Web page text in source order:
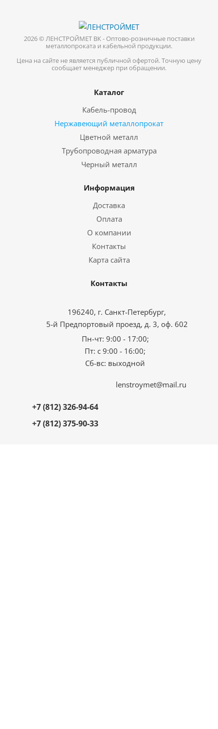
2026 © ЛЕНСТРОЙМЕТ ВК - Оптово-розничные поставки
металлопроката и кабельной продукции.
Цена на сайте не является публичной офертой. Точную цену
сообщает менеджер при обращении.
Каталог
Кабель-провод
Нержавеющий металлопрокат
Цветной металл
Трубопроводная арматура
Черный металл
Информация
Доставка
Оплата
О компании
Контакты
Карта сайта
Контакты
196240, г. Санкт-Петербург,
5-й Предпортовый проезд, д. 3, оф. 602
Пн-чт: 9:00 - 17:00;
Пт: с 9:00 - 16:00;
Сб-вс: выходной
+7 (812) 326-94-64
+7 (812) 375-90-33
lenstroymet@mail.ru